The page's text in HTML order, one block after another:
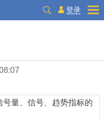
登录
量、信号、趋势指标的